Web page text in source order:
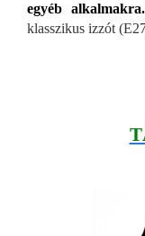
egyéb alkalmakra.
klasszikus izzót